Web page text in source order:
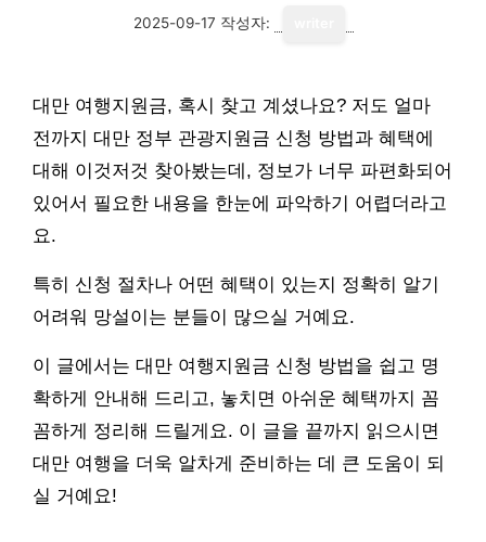
2025-09-17 작성자:
대만 여행지원금, 혹시 찾고 계셨나요? 저도 얼마
전까지 대만 정부 관광지원금 신청 방법과 혜택에
대해 이것저것 찾아봤는데, 정보가 너무 파편화되어
있어서 필요한 내용을 한눈에 파악하기 어렵더라고
요.
특히 신청 절차나 어떤 혜택이 있는지 정확히 알기
어려워 망설이는 분들이 많으실 거예요.
이 글에서는 대만 여행지원금 신청 방법을 쉽고 명
확하게 안내해 드리고, 놓치면 아쉬운 혜택까지 꼼
꼼하게 정리해 드릴게요. 이 글을 끝까지 읽으시면
대만 여행을 더욱 알차게 준비하는 데 큰 도움이 되
실 거예요!